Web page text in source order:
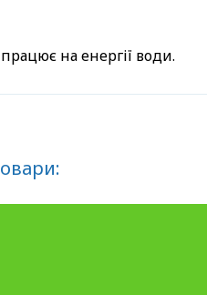
на енергії води.